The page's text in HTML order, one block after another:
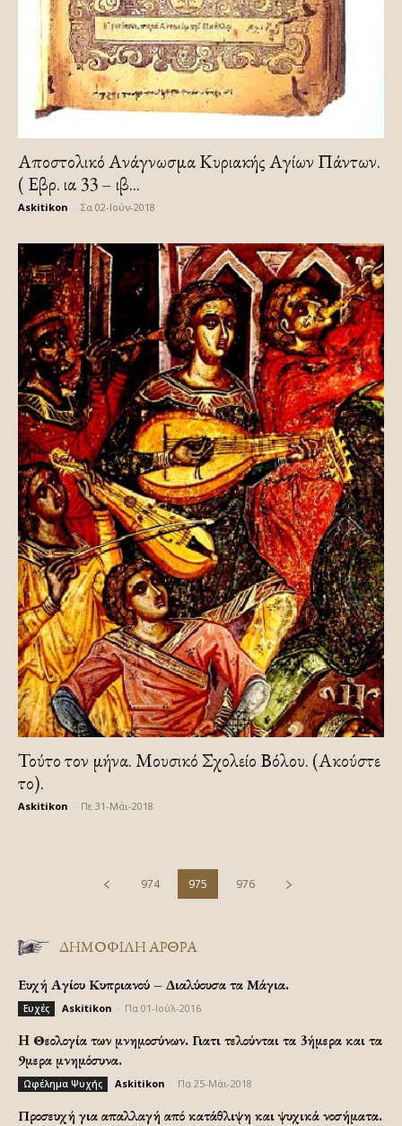
Αποστολικό Ανάγνωσμα Κυριακής Αγίων Πάντων.
( Εβρ. ια 33 – ιβ...
Askitikon Σα 02-Ιούν-2018
Τούτο τον μήνα. Μουσικό Σχολείο Βόλου. (Ακούστε
το).
Askitikon Πε 31-Μάι-2018
974 975 976
ΔΗΜΟΦΙΛΗ ΑΡΘΡΑ
Ευχή Αγίου Κυπριανού – Διαλύουσα τα Μάγια.
Ευχές Askitikon Πα 01-Ιούλ-2016
H Θεολογία των μνημοσύνων. Γιατι τελούνται τα 3ήμερα και τα
9μερα μνημόσυνα.
Ωφέλημα Ψυχής Askitikon Πα 25-Μάι-2018
Προσευχή για απαλλαγή από κατάθλιψη και ψυχικά νοσήματα.